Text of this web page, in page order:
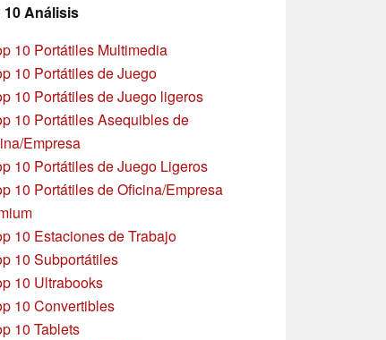
10 Análisis
10 Portátiles Multimedia
10 Portátiles de Juego
10 Portátiles de Juego ligeros
10 Portátiles Asequibles de
Empresa
10 Portátiles de Juego Ligeros
10 Portátiles de Oficina/Empresa
10 Estaciones de Trabajo
10 Subportátiles
10 Ultrabooks
10 Convertibles
10 Tablets